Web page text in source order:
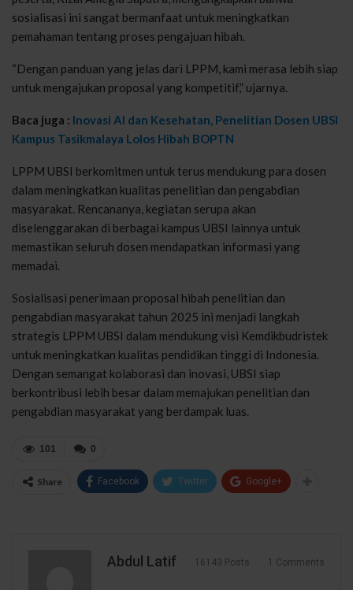
sosialisasi ini sangat bermanfaat untuk meningkatkan
pemahaman tentang proses pengajuan hibah.
“Dengan panduan yang jelas dari LPPM, kami merasa lebih siap
untuk mengajukan proposal yang kompetitif,” ujarnya.
Baca juga : Inovasi AI dan Kesehatan, Penelitian Dosen UBSI
Kampus Tasikmalaya Lolos Hibah BOPTN
LPPM UBSI berkomitmen untuk terus mendukung para dosen
dalam meningkatkan kualitas penelitian dan pengabdian
masyarakat. Rencananya, kegiatan serupa akan
diselenggarakan di berbagai kampus UBSI lainnya untuk
memastikan seluruh dosen mendapatkan informasi yang
memadai.
Sosialisasi penerimaan proposal hibah penelitian dan
pengabdian masyarakat tahun 2025 ini menjadi langkah
strategis LPPM UBSI dalam mendukung visi Kemdikbudristek
untuk meningkatkan kualitas pendidikan tinggi di Indonesia.
Dengan semangat kolaborasi dan inovasi, UBSI siap
berkontribusi lebih besar dalam memajukan penelitian dan
pengabdian masyarakat yang berdampak luas.
0
101
Share Facebook Twitter Google+
Abdul Latif 16143 Posts 1 Comments